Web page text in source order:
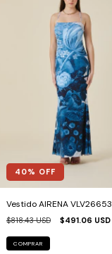
40% OFF
Vestido AIRENA VLV26653
$818.43 USD $491.06 USD
COMPRAR